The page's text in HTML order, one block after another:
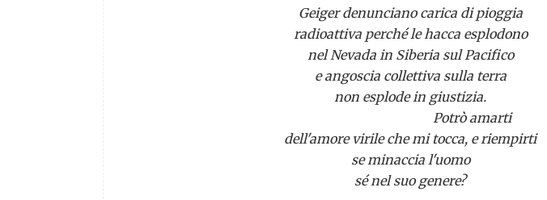
Geiger denunciano carica di pioggia
radioattiva perché le hacca esplodono
nel Nevada in Siberia sul Pacifico
e angoscia collettiva sulla terra
non esplode in giustizia.
Potrò amarti
dell'amore virile che mi tocca, e riempirti
se minaccia l'uomo
sé nel suo genere?